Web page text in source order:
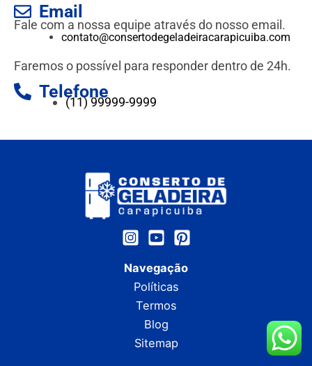
Email
Fale com a nossa equipe através do nosso email.
contato@consertodegeladeiracarapicuiba.com
Faremos o possível para responder dentro de 24h.
Telefone
(11) 99999-9999
Navegação
Políticas
Termos
Blog
Sitemap